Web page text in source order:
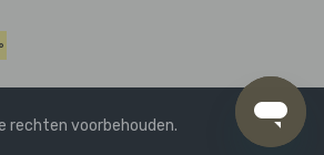
rechten voorbehouden.